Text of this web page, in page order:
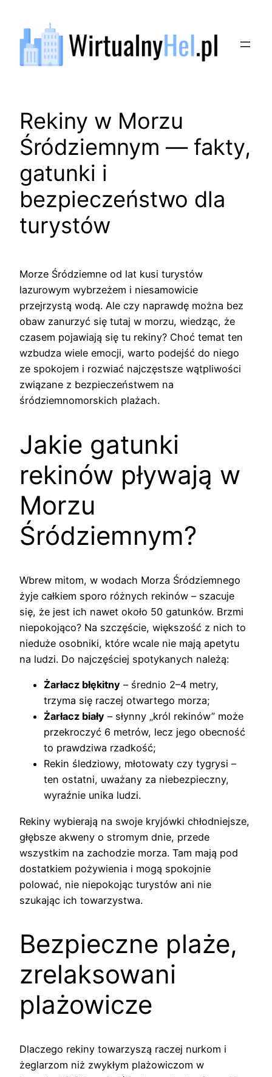
treści
Rekiny w Morzu
Śródziemnym — fakty,
gatunki i
bezpieczeństwo dla
turystów
Morze Śródziemne od lat kusi turystów
lazurowym wybrzeżem i niesamowicie
przejrzystą wodą. Ale czy naprawdę można bez
obaw zanurzyć się tutaj w morzu, wiedząc, że
czasem pojawiają się tu rekiny? Choć temat ten
wzbudza wiele emocji, warto podejść do niego
ze spokojem i rozwiać najczęstsze wątpliwości
związane z bezpieczeństwem na
śródziemnomorskich plażach.
Jakie gatunki
rekinów pływają w
Morzu
Śródziemnym?
Wbrew mitom, w wodach Morza Śródziemnego
żyje całkiem sporo różnych rekinów – szacuje
się, że jest ich nawet około 50 gatunków. Brzmi
niepokojąco? Na szczęście, większość z nich to
nieduże osobniki, które wcale nie mają apetytu
na ludzi. Do najczęściej spotykanych należą:
Żarłacz błękitny – średnio 2–4 metry,
trzyma się raczej otwartego morza;
Żarłacz biały – słynny „król rekinów” może
przekroczyć 6 metrów, lecz jego obecność
to prawdziwa rzadkość;
Rekin śledziowy, młotowaty czy tygrysi –
ten ostatni, uważany za niebezpieczny,
wyraźnie unika ludzi.
Rekiny wybierają na swoje kryjówki chłodniejsze,
głębsze akweny o stromym dnie, przede
wszystkim na zachodzie morza. Tam mają pod
dostatkiem pożywienia i mogą spokojnie
polować, nie niepokojąc turystów ani nie
szukając ich towarzystwa.
Bezpieczne plaże,
zrelaksowani
plażowicze
Dlaczego rekiny towarzyszą raczej nurkom i
żeglarzom niż zwykłym plażowiczom w